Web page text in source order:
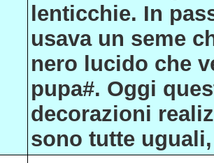
lenticchie. In
usava un seme
nero lucido che
pupa#. Oggi
decorazioni
sono tutte